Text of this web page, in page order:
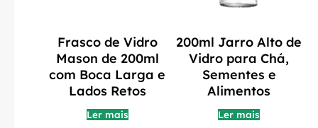
Frasco de Vidro
Mason de 200ml
com Boca Larga e
Lados Retos
Ler mais
200ml Jarro Alto de
Vidro para Chá,
Sementes e
Alimentos
Ler mais